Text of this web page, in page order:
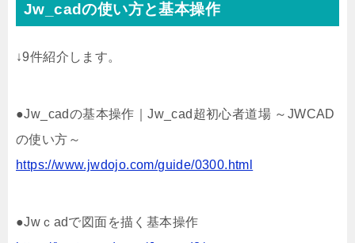
Jw_cadの使い方と基本操作
↓9件紹介します。
●Jw_cadの基本操作｜Jw_cad超初心者道場 ～JWCAD
の使い方～
https://www.jwdojo.com/guide/0300.html
●Jwｃadで図面を描く基本操作